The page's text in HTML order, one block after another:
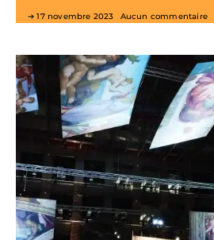
17 novembre 2023 Aucun commentaire